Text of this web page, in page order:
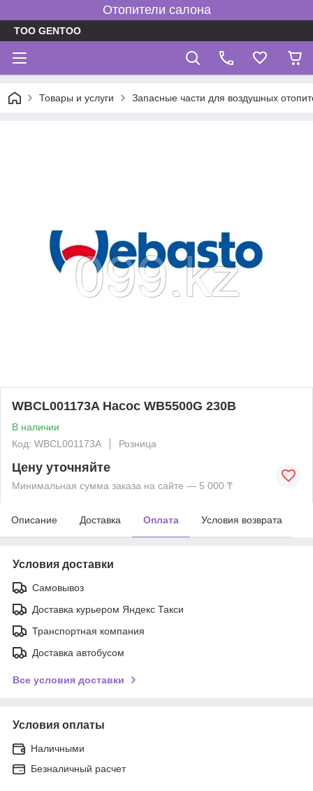
Отопители салона
TOO GENTOO
Товары и услуги Запасные части для воздушных
WBCL001173A Насос WB5500G 230В
В наличии
Код: WBCL001173A
Розница
Цену уточняйте
Минимальная сумма заказа на сайте — 5 000 ₸
Описание Доставка Оплата Условия возврата
Условия доставки
Самовывоз
Доставка курьером Яндекс Такси
Транспортная компания
Доставка автобусом
Все условия доставки
Условия оплаты
Наличными
Безналичный расчет